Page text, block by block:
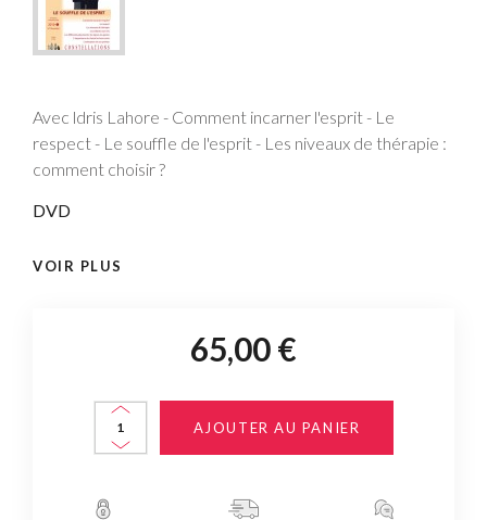
Avec ldris Lahore - Comment incarner l'esprit - Le
respect - Le souffle de l'esprit - Les niveaux de thérapie :
comment choisir ?
DVD
VOIR PLUS
65,00 €
AJOUTER AU PANIER